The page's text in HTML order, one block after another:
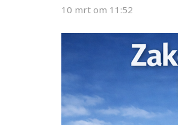
10 mrt om 11:52